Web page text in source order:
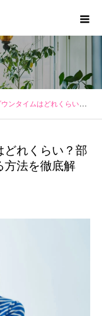
くらい？部位別の症状と早く回復する方法を徹底解説！
どれくらい？部
方法を徹底解